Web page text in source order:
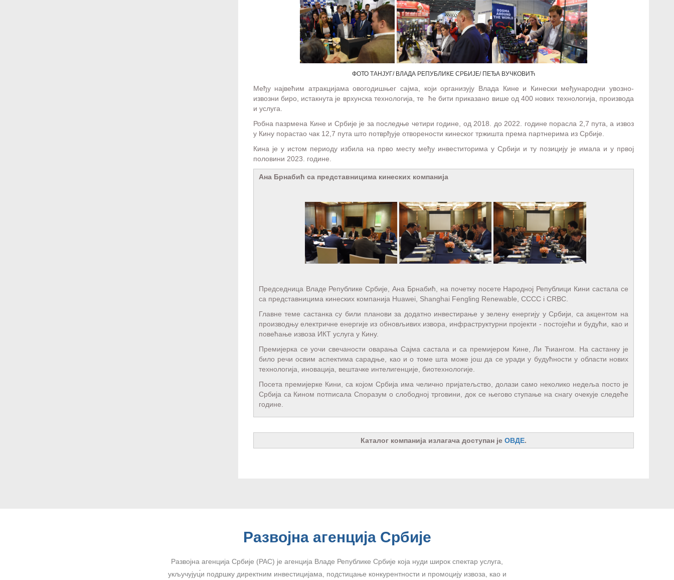
ФОТО ТАНЈУГ/ ВЛАДА РЕПУБЛИКЕ СРБИЈЕ/ ПЕЂА ВУЧКОВИЋ
Међу највећим атракцијама овогодишњег сајма, који организују Влада Кине и Кинески међународни увозно-
извозни биро, истакнута је врхунска технологија, те ће бити приказано више од 400 нових технологија, производа
и услуга.
Робна пазрмена Кине и Србије је за последње четири године, од 2018. до 2022. године порасла 2,7 пута, а извоз
у Кину порастао чак 12,7 пута што потврђује отворености кинеског тржишта према партнерима из Србије.
Кина је у истом периоду избила на прво месту међу инвеститорима у Србији и ту позицију је имала и у првој
половини 2023. године.
Ана Брнабић са представницима кинеских компанија
Председница Владе Републике Србије, Ана Брнабић, на почетку посете Народној Републици Кини састала се
са представницима кинеских компанија Huawei, Shanghai Fengling Renewable, CCCC i CRBC.
Главне теме састанка су били планови за додатно инвестирање у зелену енергију у Србији, са акцентом на
производњу електричне енергије из обновљивих извора, инфраструктурни пројекти - постојећи и будући, као и
повећање извоза ИКТ услуга у Кину.
Премијерка се уочи свечаности оварања Сајма састала и са премијером Кине, Ли Ћиангом. На састанку је
било речи освим аспектима сарадње, као и о томе шта може још да се уради у будућности у области нових
технологија, иновација, вештачке интелигенције, биотехнологије.
Посета премијерке Кини, са којом Србија има челично пријатељство, долази само неколико недеља посто је
Србија са Кином потписала Споразум о слободној трговини, док се његово ступање на снагу очекује следеће
године.
Каталог компанија излагача доступан је ОВДЕ.
Развојна агенција Србије
Развојна агенција Србије (РАС) је агенција Владе Републике Србије која нуди широк спектар услуга,
укључујуц́и подршку директним инвестицијама, подстицање конкурентности и промоцију извоза, као и